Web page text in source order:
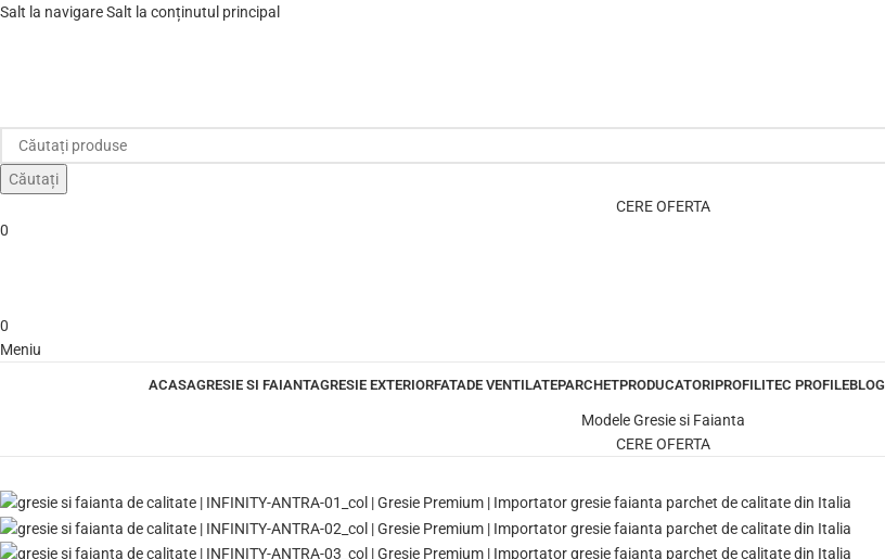
Salt la navigareSalt la conținutul principal
Căutați
CERE OFERTA
0
0
Meniu
ACASAGRESIE SI FAIANTAGRESIE EXTERIORFATADE VENTILATEPARCHETPRODUCATORIPROFILITEC PROFILEBLOG
Modele Gresie si Faianta
CERE OFERTA